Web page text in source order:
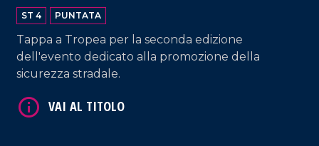
ST 4 PUNTATA
Tappa a Tropea per la seconda edizione
dell'evento dedicato alla promozione della
sicurezza stradale.
VAI AL TITOLO